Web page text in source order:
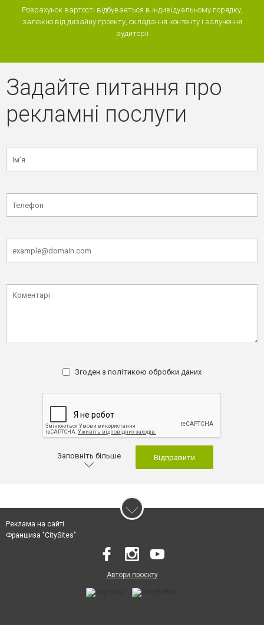
Розрахунок вартості відбувається в індивідуальному порядку,
залежно від дизайну проекту, складання контенту і залучення
аудиторії
Задайте питання про
рекламні послуги
Згоден з політикою обробки даних
Заповніть більше Відправити
Реклама на сайті
Франшиза "CitySites"
Автори проєкту